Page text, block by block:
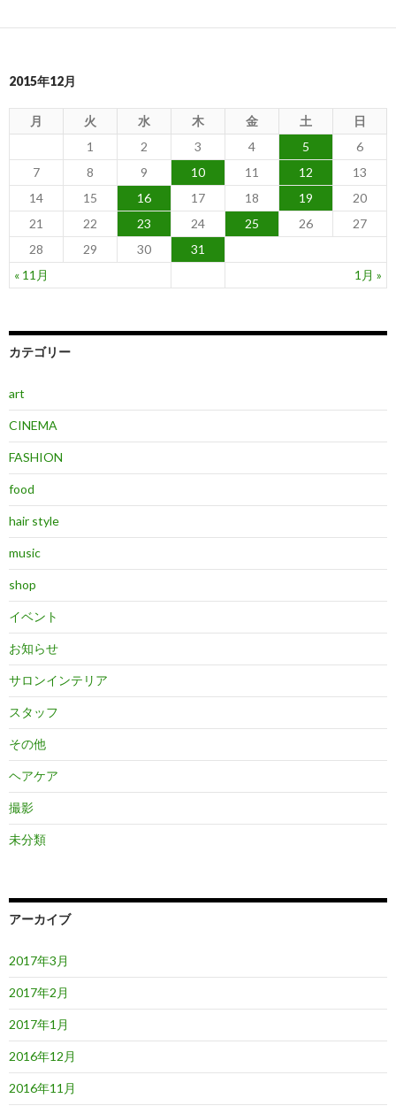
ゲ
シ
ョ
2015年12月
月 火 水 木 金 土 日
« 11月 1月 »
1 2 3 4 5
6
7
8 9 10 11 12
13
14
15 16 17 18 19
20
21
22 23 24 25 26
27
28
29 30 31
カテゴリー
art
CINEMA
FASHION
food
hair style
music
shop
イベント
お知らせ
サロンインテリア
スタッフ
その他
ヘアケア
撮影
未分類
アーカイブ
2017年3月
2017年2月
2017年1月
2016年12月
2016年11月